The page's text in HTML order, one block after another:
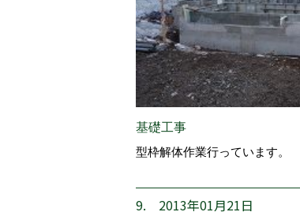
基礎工事
型枠解体作業行っています。
9. 2013年01月21日